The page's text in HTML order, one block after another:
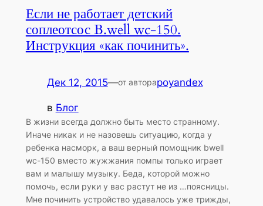
Если не работает детский
соплеотсос B.well wc-150.
Инструкция «как починить».
Дек 12, 2015—от автораpoyandex
в Блог
В жизни всегда должно быть место странному.
Иначе никак и не назовешь ситуацию, когда у
ребенка насморк, а ваш верный помощник bwell
wc-150 вместо жужжания помпы только играет
вам и малышу музыку. Беда, которой можно
помочь, если руки у вас растут не из …поясницы.
Мне починить устройство удавалось уже трижды,